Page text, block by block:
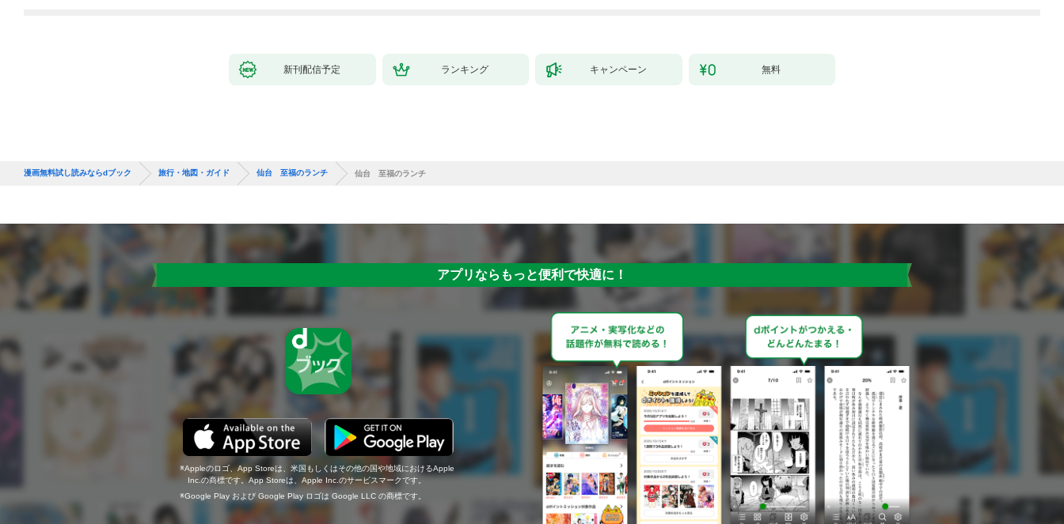
新刊配信予定 ランキング キャンペーン 無料
漫画無料試し読みならdブック 旅行・地図・ガイド 仙台 至福のランチ 仙台 至福のランチ
アプリならもっと便利で快適に！
Appleのロゴ、App Storeは、米国もしくはその他の国や地域におけるApple
Inc.の商標です。App Storeは、Apple Inc.のサービスマークです。
Google Play および Google Play ロゴは Google LLC の商標です。